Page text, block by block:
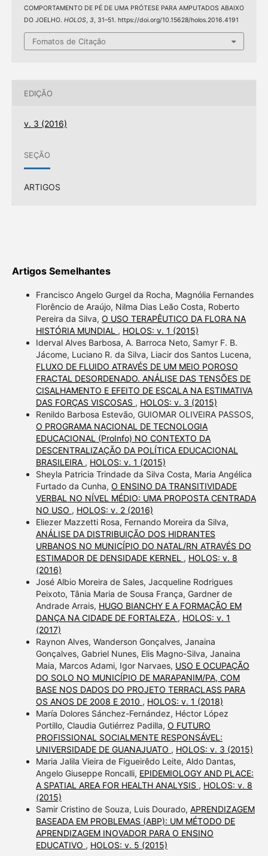
COMPORTAMENTO DE PÉ DE UMA PRÓTESE PARA AMPUTADOS ABAIXO
DO JOELHO. HOLOS, 3, 31–51. https://doi.org/10.15628/holos.2016.4191
Fomatos de Citação
EDIÇÃO
v. 3 (2016)
SEÇÃO
ARTIGOS
Artigos Semelhantes
Francisco Angelo Gurgel da Rocha, Magnólia Fernandes
Florêncio de Araújo, Nilma Dias Leão Costa, Roberto
Pereira da Silva, O USO TERAPÊUTICO DA FLORA NA
HISTÓRIA MUNDIAL , HOLOS: v. 1 (2015)
Iderval Alves Barbosa, A. Barroca Neto, Samyr F. B.
Jácome, Luciano R. da Silva, Liacir dos Santos Lucena,
FLUXO DE FLUIDO ATRAVÉS DE UM MEIO POROSO
FRACTAL DESORDENADO. ANÁLISE DAS TENSÕES DE
CISALHAMENTO E EFEITO DE ESCALA NA ESTIMATIVA
DAS FORÇAS VISCOSAS , HOLOS: v. 3 (2015)
Renildo Barbosa Estevão, GUIOMAR OLIVEIRA PASSOS,
O PROGRAMA NACIONAL DE TECNOLOGIA
EDUCACIONAL (ProInfo) NO CONTEXTO DA
DESCENTRALIZAÇÃO DA POLÍTICA EDUCACIONAL
BRASILEIRA , HOLOS: v. 1 (2015)
Sheyla Patricia Trindade da Silva Costa, Maria Angélica
Furtado da Cunha, O ENSINO DA TRANSITIVIDADE
VERBAL NO NÍVEL MÉDIO: UMA PROPOSTA CENTRADA
NO USO , HOLOS: v. 2 (2016)
Eliezer Mazzetti Rosa, Fernando Moreira da Silva,
ANÁLISE DA DISTRIBUIÇÃO DOS HIDRANTES
URBANOS NO MUNICÍPIO DO NATAL/RN ATRAVÉS DO
ESTIMADOR DE DENSIDADE KERNEL , HOLOS: v. 8
(2016)
José Albio Moreira de Sales, Jacqueline Rodrigues
Peixoto, Tânia Maria de Sousa França, Gardner de
Andrade Arrais, HUGO BIANCHY E A FORMAÇÃO EM
DANÇA NA CIDADE DE FORTALEZA , HOLOS: v. 1
(2017)
Raynon Alves, Wanderson Gonçalves, Janaina
Gonçalves, Gabriel Nunes, Elis Magno-Silva, Janaina
Maia, Marcos Adami, Igor Narvaes, USO E OCUPAÇÃO
DO SOLO NO MUNICÍPIO DE MARAPANIM/PA, COM
BASE NOS DADOS DO PROJETO TERRACLASS PARA
OS ANOS DE 2008 E 2010 , HOLOS: v. 1 (2018)
María Dolores Sánchez-Fernández, Héctor López
Portillo, Claudia Gutiérrez Padilla, O FUTURO
PROFISSIONAL SOCIALMENTE RESPONSÁVEL:
UNIVERSIDADE DE GUANAJUATO , HOLOS: v. 3 (2015)
Maria Jalila Vieira de Figueirêdo Leite, Aldo Dantas,
Angelo Giuseppe Roncalli, EPIDEMIOLOGY AND PLACE:
A SPATIAL AREA FOR HEALTH ANALYSIS , HOLOS: v. 8
(2015)
Samir Cristino de Souza, Luis Dourado, APRENDIZAGEM
BASEADA EM PROBLEMAS (ABP): UM MÉTODO DE
APRENDIZAGEM INOVADOR PARA O ENSINO
EDUCATIVO , HOLOS: v. 5 (2015)